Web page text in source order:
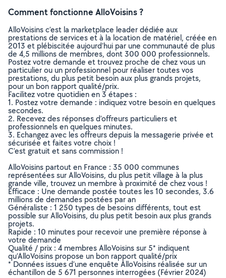
Comment fonctionne AlloVoisins ?
AlloVoisins c’est la marketplace leader dédiée aux
prestations de services et à la location de matériel, créée en
2013 et plébiscitée aujourd’hui par une communauté de plus
de 4,5 millions de membres, dont 300 000 professionnels.
Postez votre demande et trouvez proche de chez vous un
particulier ou un professionnel pour réaliser toutes vos
prestations, du plus petit besoin aux plus grands projets,
pour un bon rapport qualité/prix.
Facilitez votre quotidien en 3 étapes :
1. Postez votre demande : indiquez votre besoin en quelques
secondes.
2. Recevez des réponses d’offreurs particuliers et
professionnels en quelques minutes.
3. Echangez avec les offreurs depuis la messagerie privée et
sécurisée et faites votre choix !
C’est gratuit et sans commission !
AlloVoisins partout en France : 35 000 communes
représentées sur AlloVoisins, du plus petit village à la plus
grande ville, trouvez un membre à proximité de chez vous !
Efficace : Une demande postée toutes les 10 secondes, 3.6
millions de demandes postées par an
Généraliste : 1 250 types de besoins différents, tout est
possible sur AlloVoisins, du plus petit besoin aux plus grands
projets.
Rapide : 10 minutes pour recevoir une première réponse à
votre demande
Qualité / prix : 4 membres AlloVoisins sur 5* indiquent
qu’AlloVoisins propose un bon rapport qualité/prix
* Données issues d’une enquête AlloVoisins réalisée sur un
échantillon de 5 671 personnes interrogées (Février 2024)